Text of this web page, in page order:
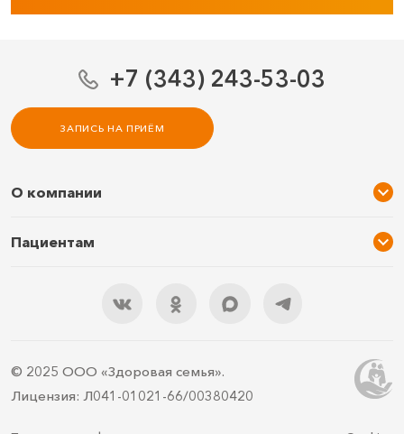
+7 (343) 243-53-03
ЗАПИСЬ НА ПРИЁМ
О компании
Услуги и цены
Контакты
Пациентам
Подарочный сертификат
Правила подготовки
ДМС
© 2025 ООО «Здоровая семья».
Лицензия: Л041-01021-66/00380420